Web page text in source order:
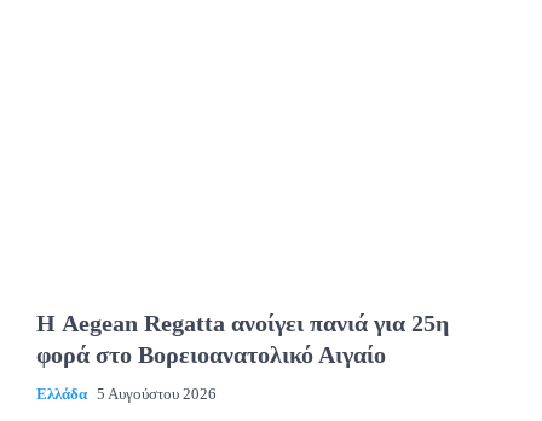
Η Aegean Regatta ανοίγει πανιά για 25η
φορά στο Βορειοανατολικό Αιγαίο
Ελλάδα 5 Αυγούστου 2026